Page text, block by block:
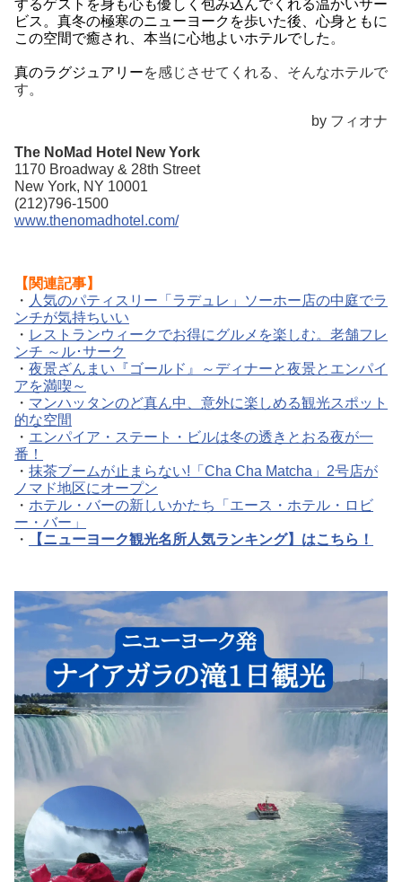
するゲストを身も心も優しく包み込んでくれる温かいサー
ビス。 真冬の極寒のニューヨークを歩いた後、心身ともに
この空間で癒され、本当に心地よいホテルでした 。
真のラグジュアリーを感じさせてくれる、そんなホテルで
す。
by フィオナ
The NoMad Hotel New York
1170 Broadway & 28th Street
New York, NY 10001
(212)796-1500
www.thenomadhotel.com/
【関連記事】
・ 人気のパティスリー「ラデュレ」ソーホー店の中庭でラ
ンチが気持ちいい
・ レストランウィークでお得にグルメを楽しむ。老舗フレ
ンチ ～ル･サーク
・ 夜景ざんまい『ゴールド』～ディナーと夜景とエンパイ
アを満喫～
・ マンハッタンのど真ん中、意外に楽しめる観光スポット
的な空間
・ エンパイア・ステート・ビルは冬の透きとおる夜が一
番！
・ 抹茶ブームが止まらない!「Cha Cha Matcha」2号店が
ノマド地区にオープン
・ ホテル・バーの新しいかたち「エース・ホテル・ロビ
ー・バー」
・
【ニューヨーク観光名所人気ランキング】はこちら！